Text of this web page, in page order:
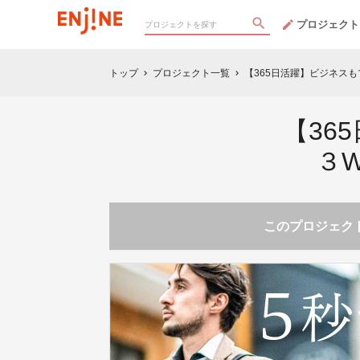
プロジェク
トップ chevron_right プロジェクト一覧 chevron_right 【365日活躍】ビジネス
【
３
このプロジェク